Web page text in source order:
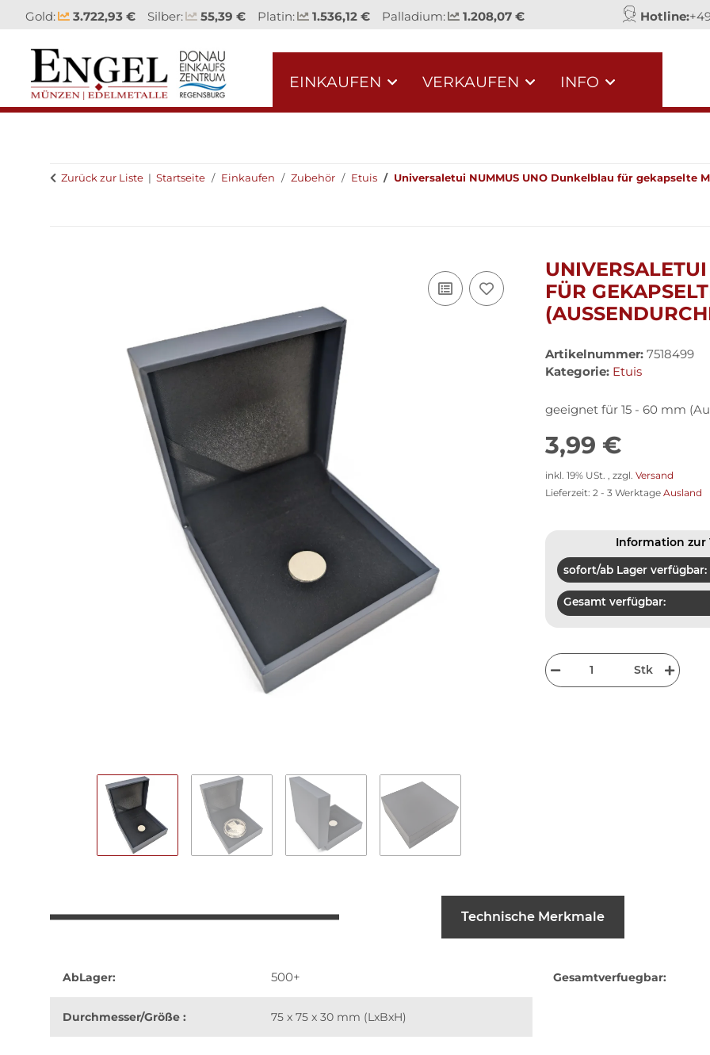
Gold: 3.722,93 € Silber: 55,39 € Platin: 1.536,12 € Palladium: 1.208,07 € Hotline:
EINKAUFEN VERKAUFEN INFO
Zurück zur Liste Startseite Einkaufen Zubehör Etuis Universaletui NUMMUS UNO Dunkelblau für gekapselte
FÜR
Artikelnummer: 7518499
Kategorie: Etuis
geeignet für 15 - 60 mm
3,99 €
inkl. 19% USt. , zzgl. Versand
Lieferzeit: 2 - 3 Werktage Ausland
Information zur
sofort/ab Lager verfügbar:
Gesamt verfügbar:
Stk
Technische Merkmale
AbLager: 500+
Durchmesser/Größe : 75 x 75 x 30 mm (LxBxH)
Gesamtverfuegbar: